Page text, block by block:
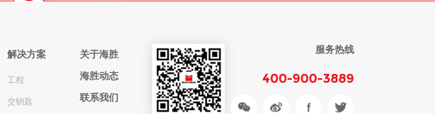
解决方案
工程
交钥匙
关于海胜
海胜动态
联系我们
服务热线
400-900-3889